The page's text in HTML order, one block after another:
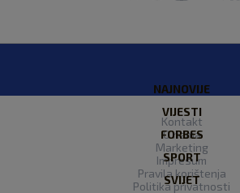
NAJNOVIJE
VIJESTI
FORBES
SPORT
SVIJET
Kontakt
O nama
Marketing
Impresum
Pravila korištenja
Politika privatnosti